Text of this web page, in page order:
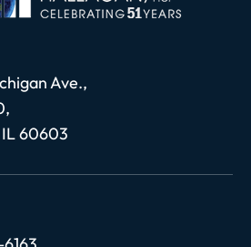
Ave.,
60603